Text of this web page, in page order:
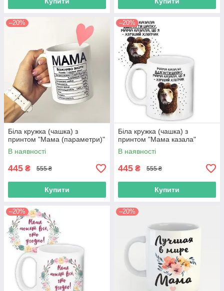
–20%
Біла кружка (чашка) з
принтом "Мама (параметри)"
В наявності
445 ₴ 555 ₴
Купити
–20%
Біла кружка (чашка) з
принтом "Мама казала"
В наявності
445 ₴ 555 ₴
Купити
–20% –20%